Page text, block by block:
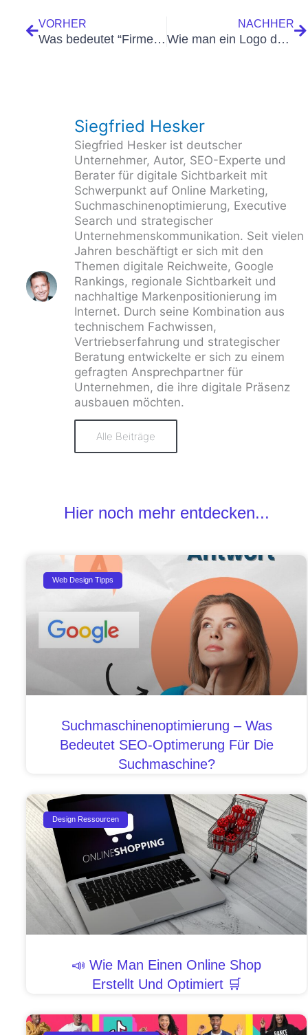
VORHER
Was bedeutet “Firmen-Branding” 🎈 Definition und Bedeutung für das Marketing
NACHHER
Wie man ein Logo designt: Der ultimative Guide
Siegfried Hesker
Siegfried Hesker ist deutscher
Unternehmer, Autor, SEO-Experte und
Berater für digitale Sichtbarkeit mit
Schwerpunkt auf Online Marketing,
Suchmaschinenoptimierung, Executive
Search und strategischer
Unternehmenskommunikation. Seit vielen
Jahren beschäftigt er sich mit den
Themen digitale Reichweite, Google
Rankings, regionale Sichtbarkeit und
nachhaltige Markenpositionierung im
Internet. Durch seine Kombination aus
technischem Fachwissen,
Vertriebserfahrung und strategischer
Beratung entwickelte er sich zu einem
gefragten Ansprechpartner für
Unternehmen, die ihre digitale Präsenz
ausbauen möchten.
Alle Beiträge
Hier noch mehr entdecken...
Web Design Tipps
Suchmaschinenoptimierung – Was
Bedeutet SEO-Optimerung Für Die
Suchmaschine?
Design Ressourcen
📣 Wie Man Einen Online Shop
Erstellt Und Optimiert 🛒